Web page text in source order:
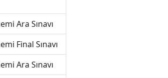
Ara Sınavı
Final Sınavı
Ara Sınavı